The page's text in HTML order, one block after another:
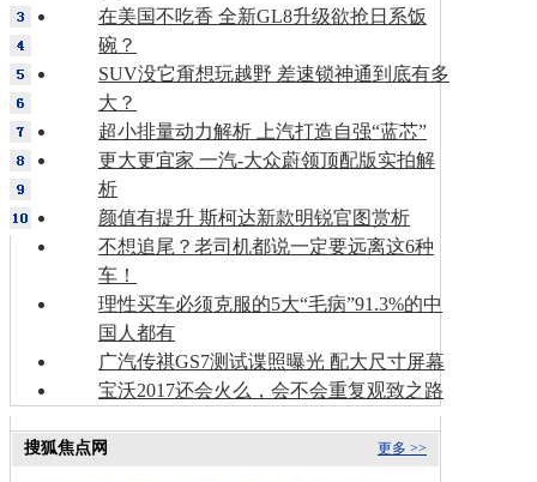
在美国不吃香 全新GL8升级欲抢日系饭
碗？
SUV没它甭想玩越野 差速锁神通到底有多
大？
超小排量动力解析 上汽打造自强“蓝芯”
更大更宜家 一汽-大众蔚领顶配版实拍解
析
颜值有提升 斯柯达新款明锐官图赏析
不想追尾？老司机都说一定要远离这6种
车！
理性买车必须克服的5大“毛病”91.3%的中
国人都有
广汽传祺GS7测试谍照曝光 配大尺寸屏幕
宝沃2017还会火么，会不会重复观致之路
更多 >>
搜狐焦点网